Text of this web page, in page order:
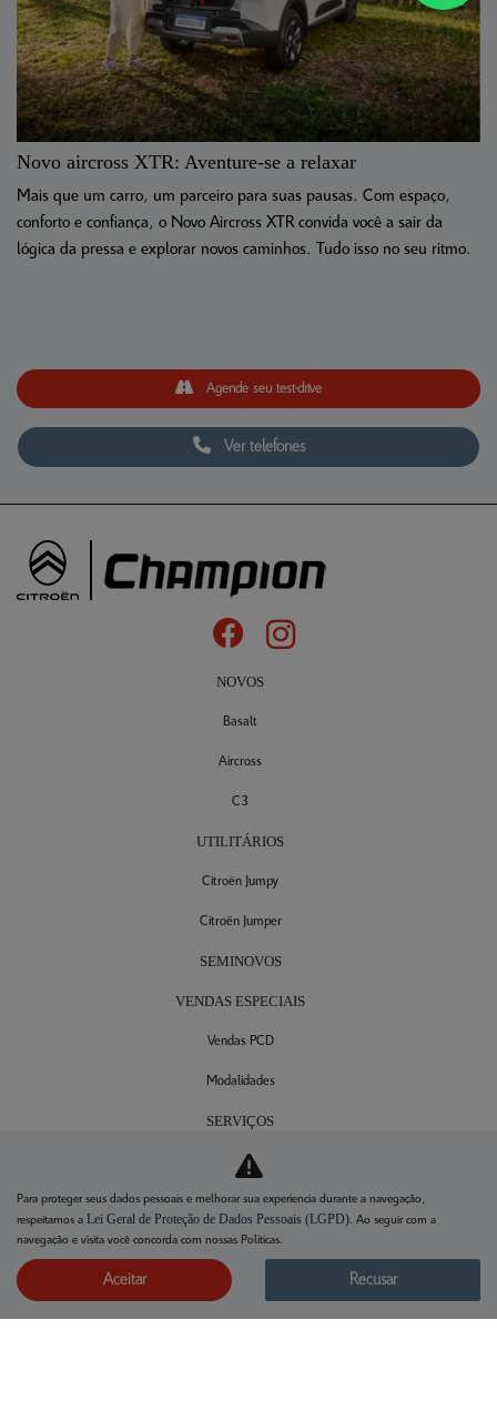
Novo aircross XTR: Aventure-se a relaxar
Mais que um carro, um parceiro para suas pausas. Com espaço,
conforto e confiança, o Novo Aircross XTR convida você a sair da
lógica da pressa e explorar novos caminhos. Tudo isso no seu ritmo.
Ver telefones
Agende seu test-drive
NOVOS
Basalt
Aircross
C3
UTILITÁRIOS
Citroën Jumpy
Citroën Jumper
SEMINOVOS
VENDAS ESPECIAIS
Vendas PCD
Modalidades
SERVIÇOS
Agendamento de serviços
Revisão Citroën
Peças e acessórios
CONTATO
Fale agora com um consultor
Para proteger seus dados pessoais e melhorar sua experiencia durante a navegação,
respeitamos a Lei Geral de Proteção de Dados Pessoais (LGPD). Ao seguir com a
navegação e visita você concorda com nossas Políticas.
Aceitar Recusar